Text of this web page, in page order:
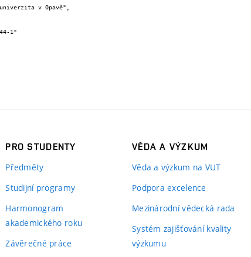
PRO STUDENTY
Předměty
Studijní programy
Harmonogram
akademického roku
Závěrečné práce
VĚDA A VÝZKUM
Věda a výzkum na VUT
Podpora excelence
Mezinárodní vědecká rada
Systém zajišťování kvality
výzkumu